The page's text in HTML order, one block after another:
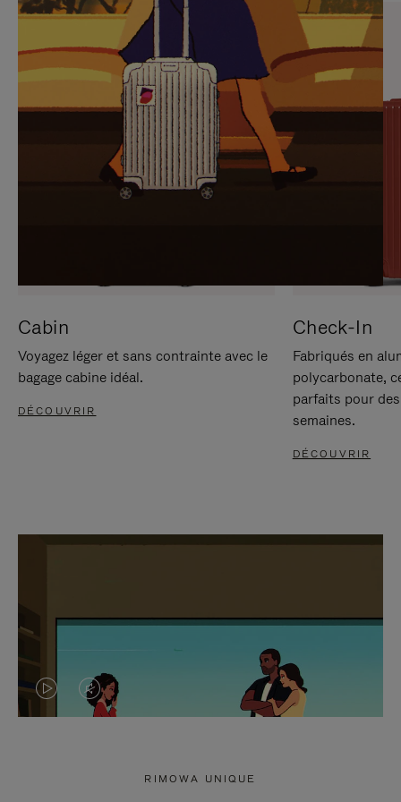
SUR
POUR
METTRE
PAUSE
VEUILLEZ
CLIQUER
POUR
RÉACTIVER
LE
SON
Cabin
Voyagez léger et sans contrainte avec le
bagage cabine idéal.
DÉCOUVRIR
Check-In
Fabriqués en
polycarbonate,
parfaits pour
semaines.
DÉCOUVRIR
LA LE
RIMOWA UNIQUE